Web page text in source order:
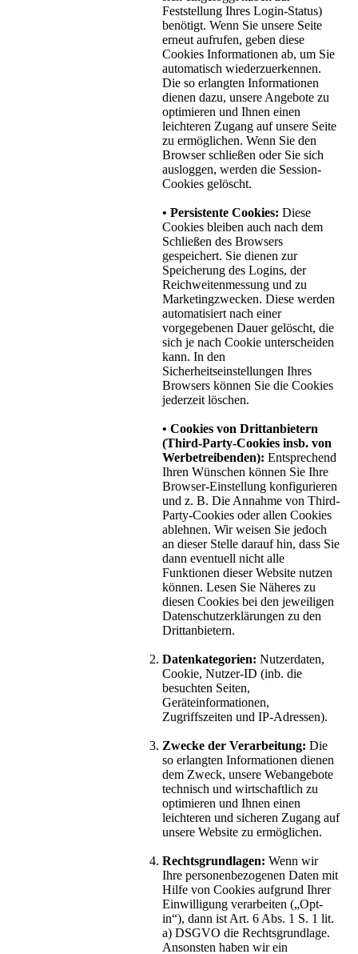
Feststellung Ihres Login-Status)
benötigt. Wenn Sie unsere Seite
erneut aufrufen, geben diese
Cookies Informationen ab, um Sie
automatisch wiederzuerkennen.
Die so erlangten Informationen
dienen dazu, unsere Angebote zu
optimieren und Ihnen einen
leichteren Zugang auf unsere Seite
zu ermöglichen. Wenn Sie den
Browser schließen oder Sie sich
ausloggen, werden die Session-
Cookies gelöscht.
• Persistente Cookies: Diese
Cookies bleiben auch nach dem
Schließen des Browsers
gespeichert. Sie dienen zur
Speicherung des Logins, der
Reichweitenmessung und zu
Marketingzwecken. Diese werden
automatisiert nach einer
vorgegebenen Dauer gelöscht, die
sich je nach Cookie unterscheiden
kann. In den
Sicherheitseinstellungen Ihres
Browsers können Sie die Cookies
jederzeit löschen.
• Cookies von Drittanbietern
(Third-Party-Cookies insb. von
Werbetreibenden): Entsprechend
Ihren Wünschen können Sie Ihre
Browser-Einstellung konfigurieren
und z. B. Die Annahme von Third-
Party-Cookies oder allen Cookies
ablehnen. Wir weisen Sie jedoch
an dieser Stelle darauf hin, dass Sie
dann eventuell nicht alle
Funktionen dieser Website nutzen
können. Lesen Sie Näheres zu
diesen Cookies bei den jeweiligen
Datenschutzerklärungen zu den
Drittanbietern.
Datenkategorien: Nutzerdaten,
Cookie, Nutzer-ID (inb. die
besuchten Seiten,
Geräteinformationen,
Zugriffszeiten und IP-Adressen).
Zwecke der Verarbeitung: Die
so erlangten Informationen dienen
dem Zweck, unsere Webangebote
technisch und wirtschaftlich zu
optimieren und Ihnen einen
leichteren und sicheren Zugang auf
unsere Website zu ermöglichen.
Rechtsgrundlagen: Wenn wir
Ihre personenbezogenen Daten mit
Hilfe von Cookies aufgrund Ihrer
Einwilligung verarbeiten („Opt-
in“), dann ist Art. 6 Abs. 1 S. 1 lit.
a) DSGVO die Rechtsgrundlage.
Ansonsten haben wir ein